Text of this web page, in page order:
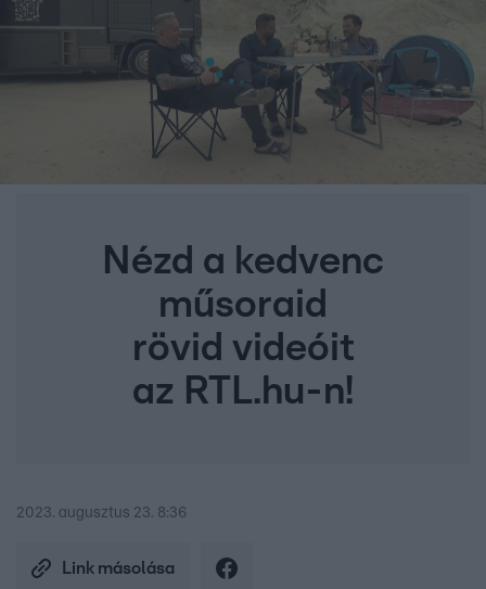
Nézd a kedvenc
műsoraid
rövid videóit
az RTL.hu-n!
2023. augusztus 23. 8:36
Link másolása